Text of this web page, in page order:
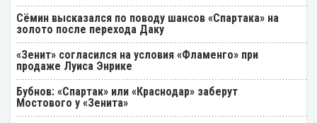
Cёмин высказался по поводу шансов «Спартака» на
золото после перехода Даку
«Зенит» согласился на условия «Фламенго» при
продаже Луиса Энрике
Бубнов: «Спартак» или «Краснодар» заберут
Мостового у «Зенита»